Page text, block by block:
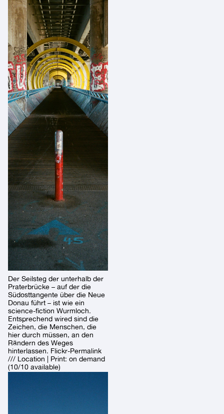
Der Seilsteg der unterhalb der
Praterbrücke – auf der die
Südosttangente über die Neue
Donau führt – ist wie ein
science-fiction Wurmloch.
Entsprechend wired sind die
Zeichen, die Menschen, die
hier durch müssen, an den
Rändern des Weges
hinterlassen. Flickr-Permalink
/// Location | Print: on demand
(10/10 available)